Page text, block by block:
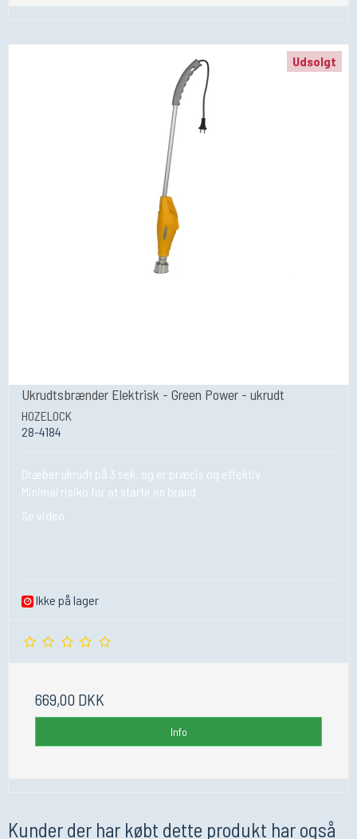
Udsolgt
Ukrudtsbrænder Elektrisk - Green Power - ukrudt
HOZELOCK
28-4184
Dræber ukrudt på 3 sek. og er præcis og effektiv
Minimal risiko for at starte en brand
Se video
Ikke på lager
669,00 DKK
Info
Kunder der har købt dette produkt har også